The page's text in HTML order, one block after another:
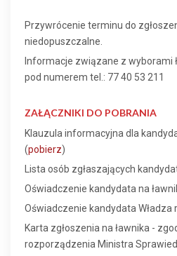
Przywrócenie terminu do
niedopuszczalne.
Informacje związane z wyborami
pod numerem tel.: 77 40 53 211
ZAŁĄCZNIKI DO POBRANIA
Klauzula informacyjna dla
(pobierz)
Lista osób zgłaszających
Oświadczenie kandydata na
Oświadczenie kandydata Władza
Karta zgłoszenia na ławnika -
rozporządzenia Ministra